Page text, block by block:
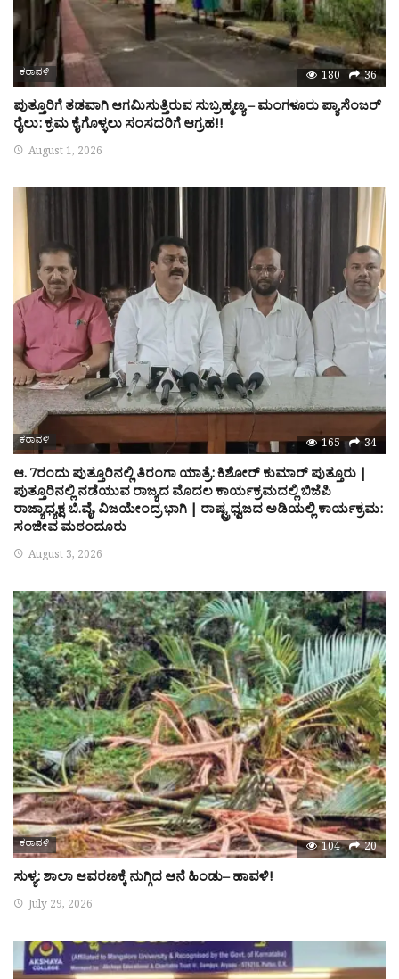
ಕರಾವಳಿ 180 36
ಪುತ್ತೂರಿಗೆ ತಡವಾಗಿ ಆಗಮಿಸುತ್ತಿರುವ ಸುಬ್ರಹ್ಮಣ್ಯ – ಮಂಗಳೂರು ಪ್ಯಾಸೆಂಜರ್
ರೈಲು: ಕ್ರಮ ಕೈಗೊಳ್ಳಲು ಸಂಸದರಿಗೆ ಆಗ್ರಹ!!
August 1, 2026
ಕರಾವಳಿ 165 34
ಆ. 7ರಂದು ಪುತ್ತೂರಿನಲ್ಲಿ ತಿರಂಗಾ ಯಾತ್ರೆ: ಕಿಶೋರ್ ಕುಮಾರ್ ಪುತ್ತೂರು |
ಪುತ್ತೂರಿನಲ್ಲಿ ನಡೆಯುವ ರಾಜ್ಯದ ಮೊದಲ ಕಾರ್ಯಕ್ರಮದಲ್ಲಿ ಬಿಜೆಪಿ
ರಾಜ್ಯಾಧ್ಯಕ್ಷ ಬಿ.ವೈ. ವಿಜಯೇಂದ್ರ ಭಾಗಿ | ರಾಷ್ಟ್ರಧ್ವಜದ ಅಡಿಯಲ್ಲಿ ಕಾರ್ಯಕ್ರಮ:
ಸಂಜೀವ ಮಠಂದೂರು
August 3, 2026
ಕರಾವಳಿ 104 20
ಸುಳ್ಯ: ಶಾಲಾ ಆವರಣಕ್ಕೆ ನುಗ್ಗಿದ ಆನೆ ಹಿಂಡು– ಹಾವಳಿ!
July 29, 2026